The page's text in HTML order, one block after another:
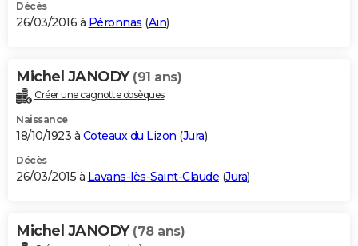
Décès
26/03/2016 à Péronnas (Ain)
Michel JANODY (91 ans)
Créer une cagnotte obsèques
Naissance
18/10/1923 à Coteaux du Lizon (Jura)
Décès
26/03/2015 à Lavans-lès-Saint-Claude (Jura)
Michel JANODY (78 ans)